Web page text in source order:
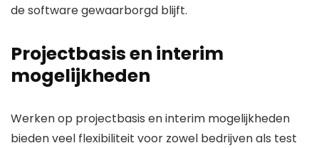
de software gewaarborgd blijft.
Projectbasis en interim
mogelijkheden
Werken op projectbasis en interim mogelijkheden
bieden veel flexibiliteit voor zowel bedrijven als test